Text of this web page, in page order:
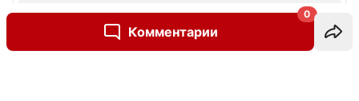
Комментарии
0